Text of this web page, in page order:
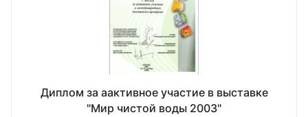
Диплом за аактивное участие в выставке
"Мир чистой воды 2003"